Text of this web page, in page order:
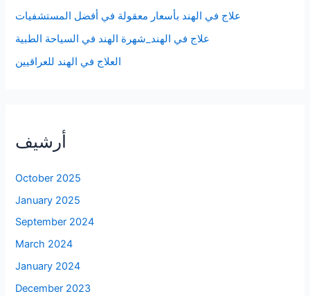
علاج في الهند بأسعار معقولة في أفضل المستشفيات
علاج في الهند_شهرة الهند في السياحة الطبية
العلاج في الهند للعراقيين
أرشيف
October 2025
January 2025
September 2024
March 2024
January 2024
December 2023